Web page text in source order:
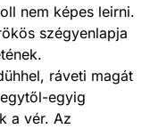
nem képes leirni.
szégyenlapja
ráveti magát
egyig
a vér. Az